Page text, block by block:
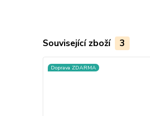
Související zboží 3
Doprava ZDARMA